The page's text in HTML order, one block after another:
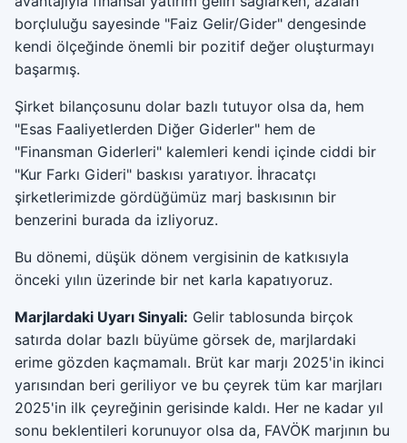
borçluluğu sayesinde "Faiz Gelir/Gider" dengesinde
kendi ölçeğinde önemli bir pozitif değer oluşturmayı
başarmış.
Şirket bilançosunu dolar bazlı tutuyor olsa da, hem
"Esas Faaliyetlerden Diğer Giderler" hem de
"Finansman Giderleri" kalemleri kendi içinde ciddi bir
"Kur Farkı Gideri" baskısı yaratıyor. İhracatçı
şirketlerimizde gördüğümüz marj baskısının bir
benzerini burada da izliyoruz.
Bu dönemi, düşük dönem vergisinin de katkısıyla
önceki yılın üzerinde bir net karla kapatıyoruz.
Marjlardaki Uyarı Sinyali: Gelir tablosunda birçok
satırda dolar bazlı büyüme görsek de, marjlardaki
erime gözden kaçmamalı. Brüt kar marjı 2025'in ikinci
yarısından beri geriliyor ve bu çeyrek tüm kar marjları
2025'in ilk çeyreğinin gerisinde kaldı. Her ne kadar yıl
sonu beklentileri korunuyor olsa da, FAVÖK marjının bu